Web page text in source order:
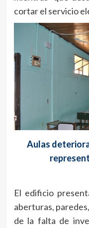
cortar el servicio
Aulas
El edificio
aberturas,
de la falta de